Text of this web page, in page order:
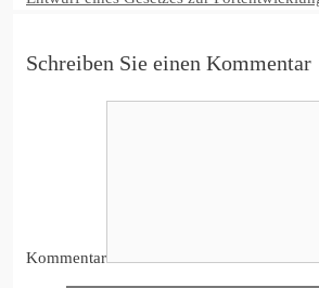
Schreiben Sie einen Kommentar
Kommentar